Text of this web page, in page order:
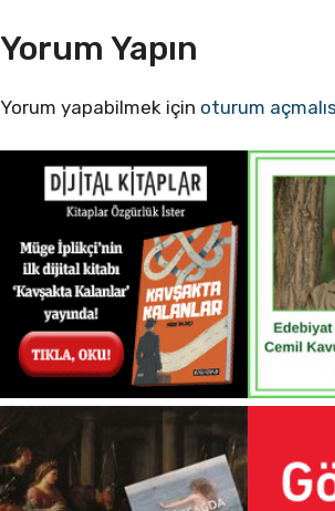
Yorum Yapın
Yorum yapabilmek için oturum